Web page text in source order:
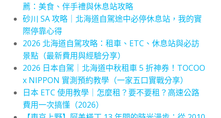
薦：美食、伴手禮與休息站攻略
砂川 SA 攻略｜北海道自駕途中必停休息站，我的實
際停靠心得
2026 北海道自駕攻略：租車、ETC、休息站與必訪
景點（最新費用與經驗分享）
2026 日本自駕｜北海道中秋租車 5 折神券！TOCOO
x NIPPON 實測預約教學（一家五口實戰分享）
日本 ETC 使用教學｜怎麼租？要不要租？高速公路
費用一次搞懂（2026）